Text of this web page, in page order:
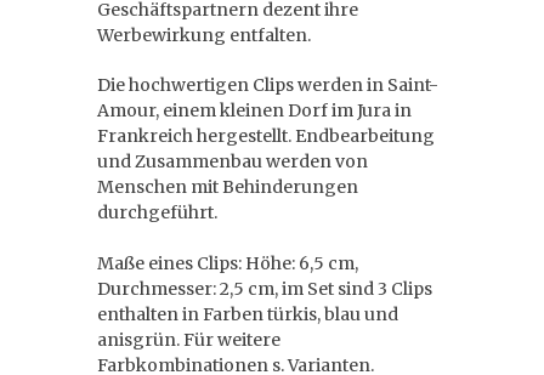
Geschäftspartnern dezent ihre
Werbewirkung entfalten.
Die hochwertigen Clips werden in Saint-
Amour, einem kleinen Dorf im Jura in
Frankreich hergestellt. Endbearbeitung
und Zusammenbau werden von
Menschen mit Behinderungen
durchgeführt.
Maße eines Clips: Höhe: 6,5 cm,
Durchmesser: 2,5 cm, im Set sind 3 Clips
enthalten in Farben türkis, blau und
anisgrün. Für weitere
Farbkombinationen s. Varianten.